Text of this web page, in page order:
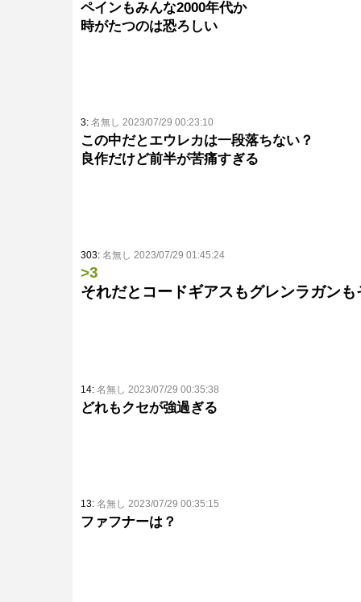
ペインもみんな2000年代か
時がたつのは恐ろしい
3: 名無し 2023/07/29 00:23:10
この中だとエウレカは一段落ちない？
良作だけど前半が苦痛すぎる
303: 名無し 2023/07/29 01:45:24
>3
それだとコードギアスもグレンラガンも
14: 名無し 2023/07/29 00:35:38
どれもクセが強過ぎる
13: 名無し 2023/07/29 00:35:15
ファフナーは？